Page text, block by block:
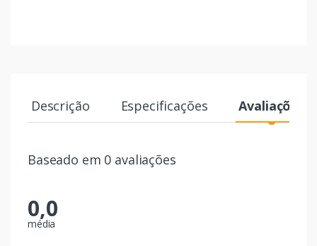
Descrição Especificações Avaliações
Baseado em 0 avaliações
0,0
média